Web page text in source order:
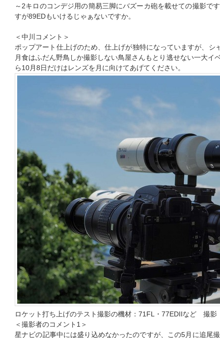
～2キロのコンデジ用の簡易三脚にバズーカ砲を載せての撮影で
すが89EDもいけるじゃぁないですか。
＜中川コメント＞
ポップアート仕上げのため、仕上げが独特になっていますが、シ
月食はふだん野鳥しか撮影しない鳥屋さんもとり逃せない一大イ
ら10月8日だけはレンズを月に向けてあげてください。
ロケット打ち上げのテスト撮影の機材：71FL・77EDIIなど 撮影
＜撮影者のコメント1＞
星ナビの記事中には盛り込めなかったのですが、この5月に追尾